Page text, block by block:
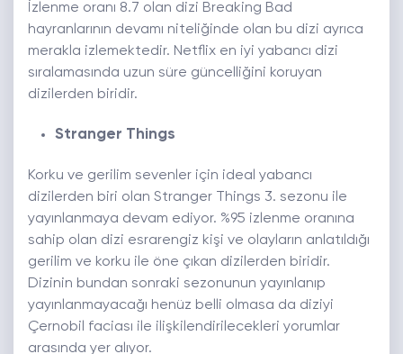
İzlenme oranı 8.7 olan dizi Breaking Bad
hayranlarının devamı niteliğinde olan bu dizi ayrıca
merakla izlemektedir. Netflix en iyi yabancı dizi
sıralamasında uzun süre güncelliğini koruyan
dizilerden biridir.
Stranger Things
Korku ve gerilim sevenler için ideal yabancı
dizilerden biri olan Stranger Things 3. sezonu ile
yayınlanmaya devam ediyor. %95 izlenme oranına
sahip olan dizi esrarengiz kişi ve olayların anlatıldığı
gerilim ve korku ile öne çıkan dizilerden biridir.
Dizinin bundan sonraki sezonunun yayınlanıp
yayınlanmayacağı henüz belli olmasa da diziyi
Çernobil faciası ile ilişkilendirilecekleri yorumlar
arasında yer alıyor.